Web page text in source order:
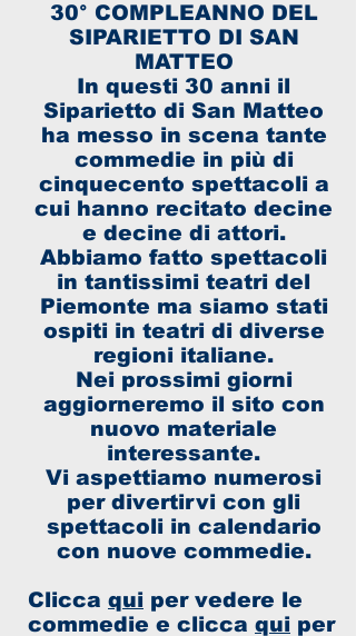
30° COMPLEANNO DEL
SIPARIETTO DI SAN
MATTEO
In questi 30 anni il
Siparietto di San Matteo
ha messo in scena tante
commedie in più di
cinquecento spettacoli a
cui hanno recitato decine
e decine di attori.
Abbiamo fatto spettacoli
in tantissimi teatri del
Piemonte ma siamo stati
ospiti in teatri di diverse
regioni italiane.
Nei prossimi giorni
aggiorneremo il sito con
nuovo materiale
interessante.
Vi aspettiamo numerosi
per divertirvi con gli
spettacoli in calendario
con nuove commedie.
Clicca qui per vedere le
commedie e clicca qui per